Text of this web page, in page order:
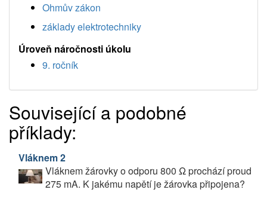
Ohmův zákon
základy elektrotechniky
Úroveň náročnosti úkolu
9. ročník
Související a podobné
příklady:
Vláknem 2
Vláknem žárovky o odporu 800 Ω prochází proud
275 mA. K jakému napětí je žárovka připojena?